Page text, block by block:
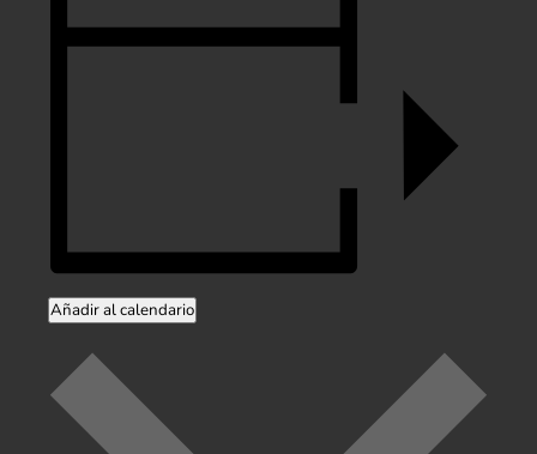
Añadir al calendario